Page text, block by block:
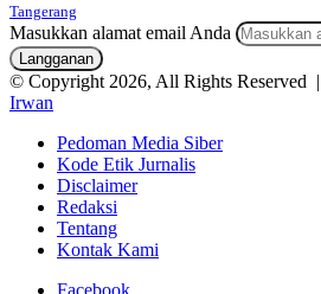
Tangerang
Masukkan alamat email Anda
© Copyright 2026, All Rights Reserved |
Irwan
Pedoman Media Siber
Kode Etik Jurnalis
Disclaimer
Redaksi
Tentang
Kontak Kami
Facebook